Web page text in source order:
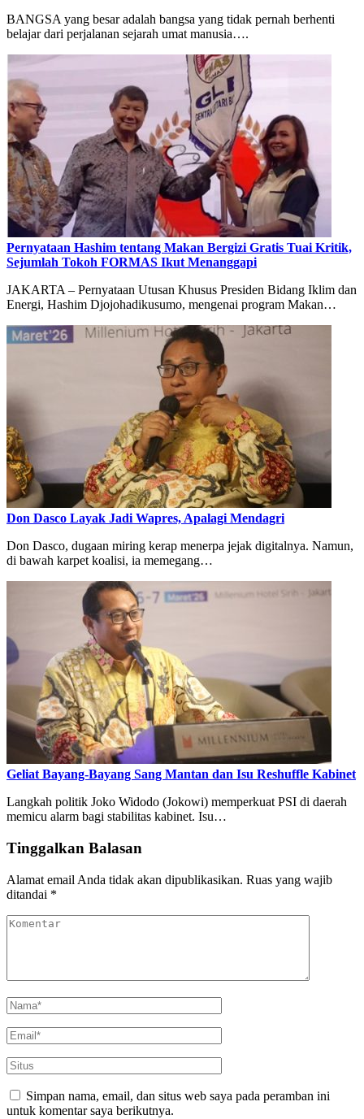
BANGSA yang besar adalah bangsa yang tidak pernah berhenti
belajar dari perjalanan sejarah umat manusia….
Pernyataan Hashim tentang Makan Bergizi Gratis Tuai Kritik,
Sejumlah Tokoh FORMAS Ikut Menanggapi
JAKARTA – Pernyataan Utusan Khusus Presiden Bidang Iklim dan
Energi, Hashim Djojohadikusumo, mengenai program Makan…
Don Dasco Layak Jadi Wapres, Apalagi Mendagri
Don Dasco, dugaan miring kerap menerpa jejak digitalnya. Namun,
di bawah karpet koalisi, ia memegang…
Geliat Bayang-Bayang Sang Mantan dan Isu Reshuffle Kabinet
Langkah politik Joko Widodo (Jokowi) memperkuat PSI di daerah
memicu alarm bagi stabilitas kabinet. Isu…
Tinggalkan Balasan
Alamat email Anda tidak akan dipublikasikan. Ruas yang wajib
ditandai *
Simpan nama, email, dan situs web saya pada peramban ini
untuk komentar saya berikutnya.